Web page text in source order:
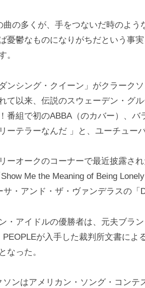
曲の多くが、手をつないだ時のよ
憂鬱なものになりがちだという事
。
ンシング・クイーン」がクラーク
て以来、伝説のスウェーデン・グ
番組で初のABBA（のカバー）、
ーテラーなんだ 」と、ユーチュー
ーオークのコーナーで最近披露さ
Me the Meaning of Being
サ・アンド・ザ・ヴァンデラスの「
・アイドルの優勝者は、元夫ブラ
PEOPLEが入手した裁判所文書によ
なった。
ンはアメリカン・ソング・コンテ